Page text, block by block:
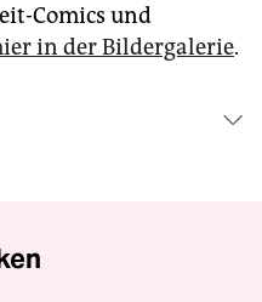
Comics und
in der Bildergalerie.